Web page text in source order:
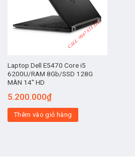
Laptop Dell E5470 Core i5
6200U/RAM 8Gb/SSD 128G
MÀN 14″ HD
5.200.000₫
Thêm vào giỏ hàng